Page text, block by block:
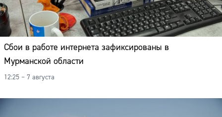
Сбои в работе интернета зафиксированы в
Мурманской области
12:25 – 7 августа